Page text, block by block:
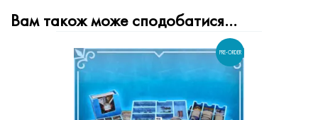
Вам також може сподобатися…
PRE-ORDER